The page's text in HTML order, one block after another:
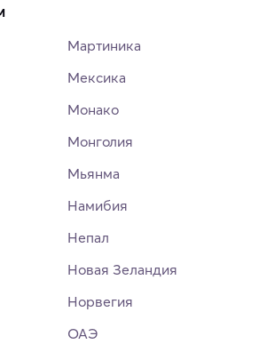
Мартиника
Мексика
Монако
Монголия
Мьянма
Намибия
Непал
Новая Зеландия
Норвегия
ОАЭ